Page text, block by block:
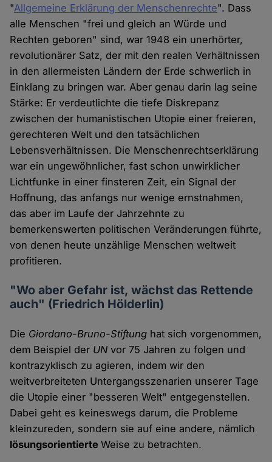
"Allgemeine Erklärung der Menschenrechte". Dass
alle Menschen "frei und gleich an Würde und
Rechten geboren" sind, war 1948 ein unerhörter,
revolutionärer Satz, der mit den realen Verhältnissen
in den allermeisten Ländern der Erde schwerlich in
Einklang zu bringen war. Aber genau darin lag seine
Stärke: Er verdeutlichte die tiefe Diskrepanz
zwischen der humanistischen Utopie einer freieren,
gerechteren Welt und den tatsächlichen
Lebensverhältnissen. Die Menschenrechtserklärung
war ein ungewöhnlicher, fast schon unwirklicher
Lichtfunke in einer finsteren Zeit, ein Signal der
Hoffnung, das anfangs nur wenige ernstnahmen,
das aber im Laufe der Jahrzehnte zu
bemerkenswerten politischen Veränderungen führte,
von denen heute unzählige Menschen weltweit
profitieren.
"Wo aber Gefahr ist, wächst das Rettende
auch" (Friedrich Hölderlin)
Die Giordano-Bruno-Stiftung hat sich vorgenommen,
dem Beispiel der UN vor 75 Jahren zu folgen und
kontrazyklisch zu agieren, indem wir den
weitverbreiteten Untergangsszenarien unserer Tage
die Utopie einer "besseren Welt" entgegenstellen.
Dabei geht es keineswegs darum, die Probleme
kleinzureden, sondern sie auf eine andere, nämlich
lösungsorientierteWeise zu betrachten.